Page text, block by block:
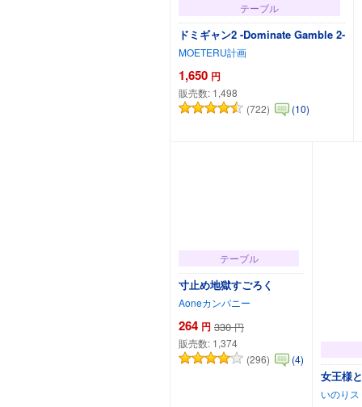
テーブル
ドミギャン2 -Dominate Gamble 2-
MOETERU計画
1,650 円
販売数: 1,498
(722)
(10)
テーブル
寸止め地獄すごろく
Aoneカンパニー
264 円 330 円
販売数: 1,374
(296)
(4)
女王様
いのり